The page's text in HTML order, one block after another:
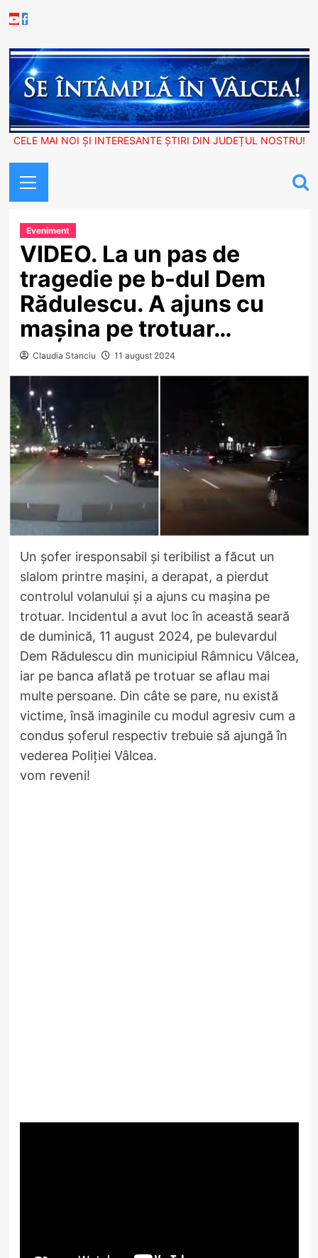
to
Youtube
Facebook
CELE MAI NOI ȘI INTERESANTE ȘTIRI DIN JUDEȚUL NOSTRU!
Menu
Eveniment
VIDEO. La un pas de
tragedie pe b-dul Dem
Rădulescu. A ajuns cu
mașina pe trotuar…
Claudia Stanciu 11 august 2024
Un șofer iresponsabil și teribilist a făcut un
slalom printre mașini, a derapat, a pierdut
controlul volanului și a ajuns cu mașina pe
trotuar. Incidentul a avut loc în această seară
de duminică, 11 august 2024, pe bulevardul
Dem Rădulescu din municipiul Râmnicu Vâlcea,
iar pe banca aflată pe trotuar se aflau mai
multe persoane. Din câte se pare, nu există
victime, însă imaginile cu modul agresiv cum a
condus șoferul respectiv trebuie să ajungă în
vederea Poliției Vâlcea.
vom reveni!